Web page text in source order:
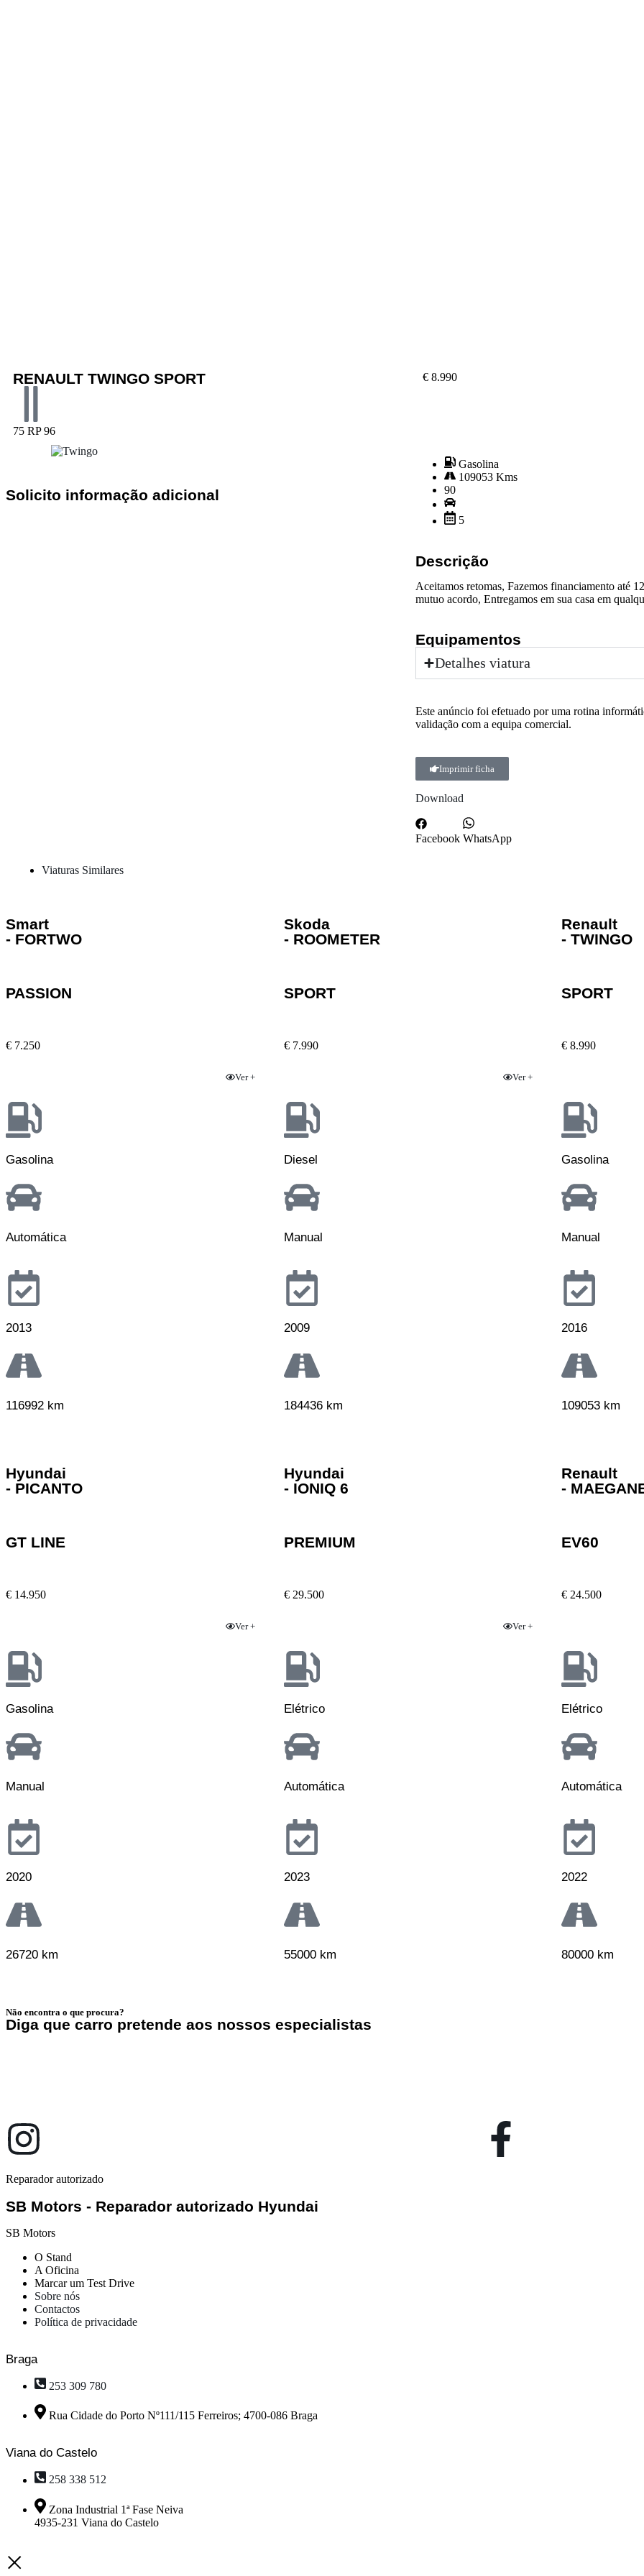
RENAULT TWINGO SPORT
75 RP 96
€ 8.990
Solicito informação adicional
Gasolina
109053 Kms
90
5
Descrição
Aceitamos retomas, Fazemos financiamento até
mutuo acordo, Entregamos em sua casa em
Equipamentos
Detalhes viatura
Este anúncio foi efetuado por uma rotina
validação com a equipa comercial.
Imprimir ficha
Download
Facebook WhatsApp
Viaturas Similares
Smart
- FORTWO
PASSION
€ 7.250
Ver +
Gasolina
Automática
2013
116992 km
Skoda
- ROOMETER
SPORT
€ 7.990
Ver +
Diesel
Manual
2009
184436 km
Renault
- TWINGO
SPORT
€ 8.990
Gasolina
Manual
2016
109053 km
Hyundai
- PICANTO
GT LINE
€ 14.950
Ver +
Gasolina
Manual
2020
26720 km
Hyundai
- IONIQ 6
PREMIUM
€ 29.500
Ver +
Elétrico
Automática
2023
55000 km
Renault
-
EV60
€ 24.500
Elétrico
Automática
2022
80000 km
Não encontra o que procura?
Diga que carro pretende aos nossos especialistas
Reparador autorizado
SB Motors - Reparador autorizado Hyundai
SB Motors
O Stand
A Oficina
Marcar um Test Drive
Sobre nós
Contactos
Política de privacidade
Braga
253 309 780
Rua Cidade do Porto Nº111/115 Ferreiros; 4700-086 Braga
Viana do Castelo
258 338 512
Zona Industrial 1ª Fase Neiva
4935-231 Viana do Castelo